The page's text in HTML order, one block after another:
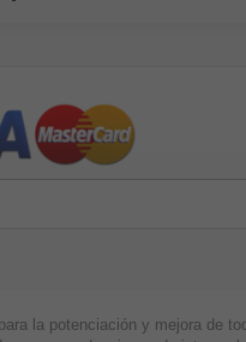
la potenciación y mejora de